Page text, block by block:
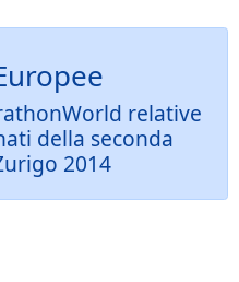
relative
della seconda
2014